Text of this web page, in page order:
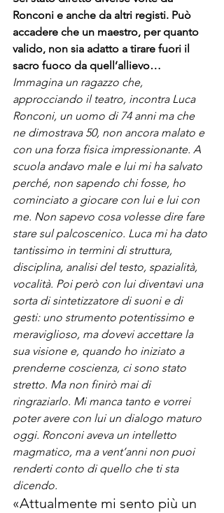
Ronconi e anche da altri registi. Può
accadere che un maestro, per quanto
valido, non sia adatto a tirare fuori il
sacro fuoco da quell’allievo…
Immagina un ragazzo che,
approcciando il teatro, incontra Luca
Ronconi, un uomo di 74 anni ma che
ne dimostrava 50, non ancora malato e
con una forza fisica impressionante. A
scuola andavo male e lui mi ha salvato
perché, non sapendo chi fosse, ho
cominciato a giocare con lui e lui con
me. Non sapevo cosa volesse dire fare
stare sul palcoscenico. Luca mi ha dato
tantissimo in termini di struttura,
disciplina, analisi del testo, spazialità,
vocalità. Poi però con lui diventavi una
sorta di sintetizzatore di suoni e di
gesti: uno strumento potentissimo e
meraviglioso, ma dovevi accettare la
sua visione e, quando ho iniziato a
prenderne coscienza, ci sono stato
stretto. Ma non finirò mai di
ringraziarlo. Mi manca tanto e vorrei
poter avere con lui un dialogo maturo
oggi. Ronconi aveva un intelletto
magmatico, ma a vent’anni non puoi
renderti conto di quello che ti sta
dicendo.
«Attualmente mi sento più un